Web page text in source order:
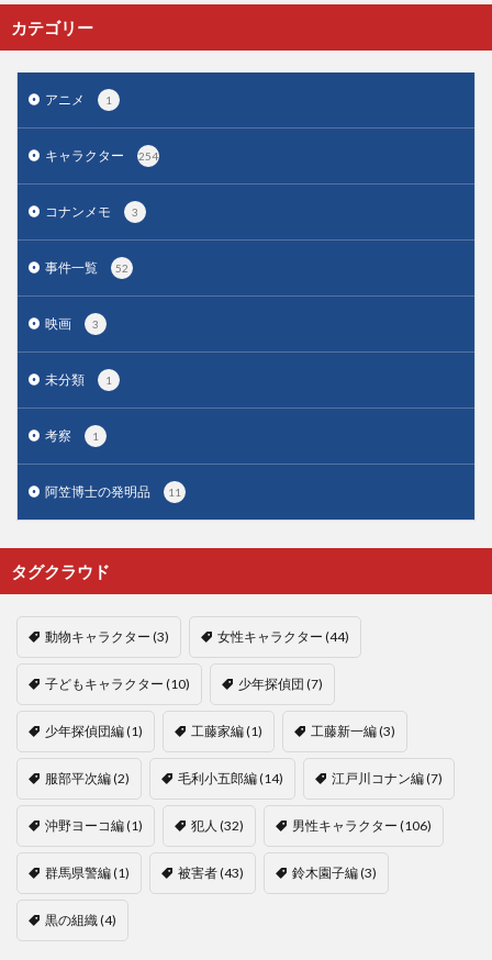
カテゴリー
アニメ 1
キャラクター 254
コナンメモ 3
事件一覧 52
映画 3
未分類 1
考察 1
阿笠博士の発明品 11
タグクラウド
動物キャラクター (3) 女性キャラクター (44)
子どもキャラクター (10) 少年探偵団 (7)
少年探偵団編(1) 工藤家編(1) 工藤新一編(3)
服部平次編(2) 毛利小五郎編(14) 江戸川コナン編(7)
沖野ヨーコ編(1) 犯人 (32) 男性キャラクター (106)
群馬県警編(1) 被害者(43) 鈴木園子編(3)
黒の組織(4)